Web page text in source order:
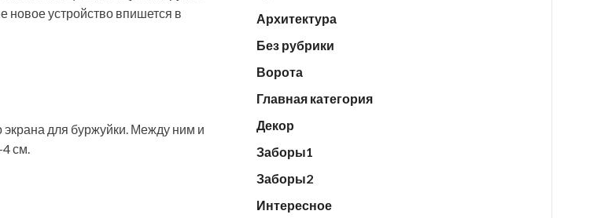
устройство впишется в
экрана для буржуйки. Между ним и
см.
Архитектура
Без рубрики
Ворота
Главная категория
Декор
Заборы1
Заборы2
Интересное